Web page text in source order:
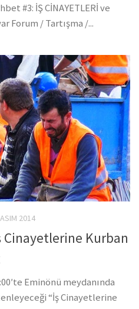
#3: İŞ CİNAYETLERİ ve
Forum / Tartışma /...
2014
Kurban
Eminönü meydanında
“İş Cinayetlerine